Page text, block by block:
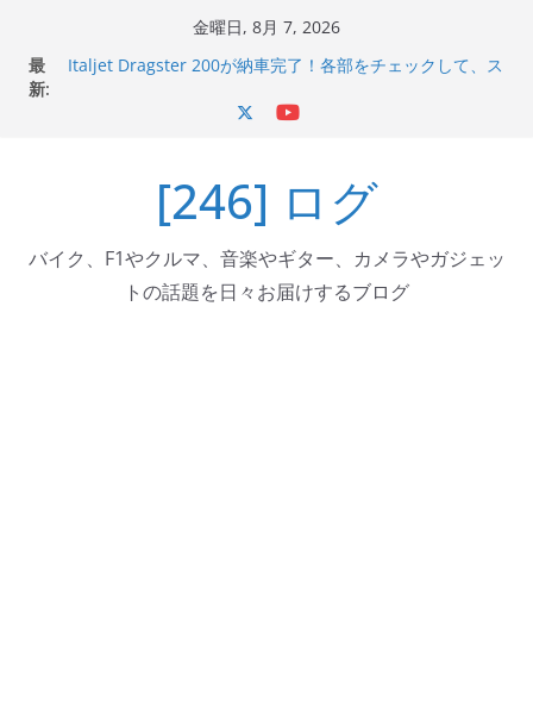
金曜日, 8月 7, 2026
最
新:
Italjet Dragster 200が納車完了！各部をチェックして、ス
器エフェクターが返礼品でもらえる！
Italjet Dragster 200のフロントISSサスの動きが判ったら
コーナリングが楽しくなった
[246] ログ
バイク、F1やクルマ、音楽やギター、カメラやガジェッ
トの話題を日々お届けするブログ